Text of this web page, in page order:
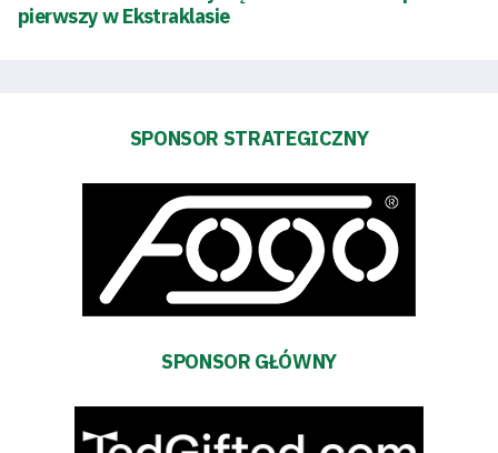
Akademia
Fundacja
Biznes
Sponsorzy
pierwszy w Ekstraklasie
SPONSOR STRATEGICZNY
SPONSOR GŁÓWNY